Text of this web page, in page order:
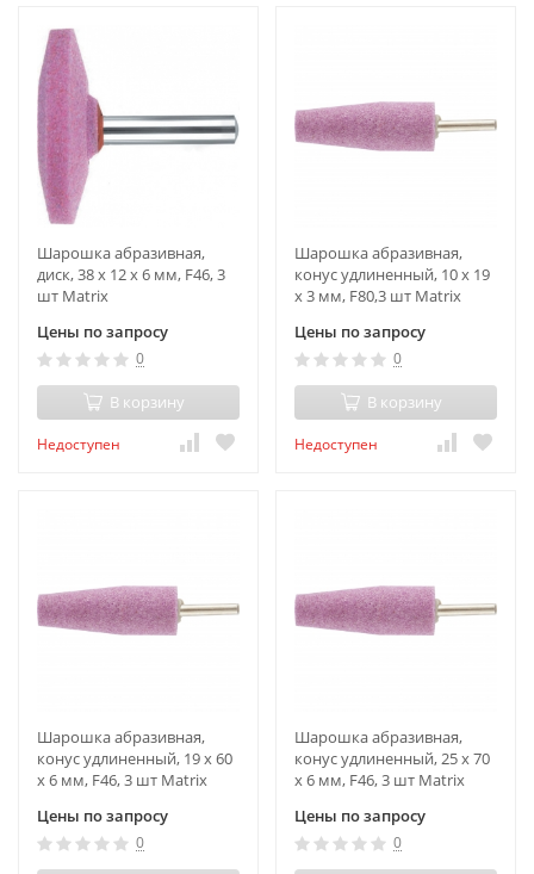
Шарошка абразивная,
диск, 38 x 12 x 6 мм, F46, 3
шт Matrix
Цены по запросу
0
В корзину
Недоступен
Шарошка абразивная,
конус удлиненный, 10 x 19
x 3 мм, F80,3 шт Matrix
Цены по запросу
0
В корзину
Недоступен
Шарошка абразивная,
конус удлиненный, 19 x 60
x 6 мм, F46, 3 шт Matrix
Цены по запросу
0
Шарошка абразивная,
конус удлиненный, 25 х 70
x 6 мм, F46, 3 шт Matrix
Цены по запросу
0